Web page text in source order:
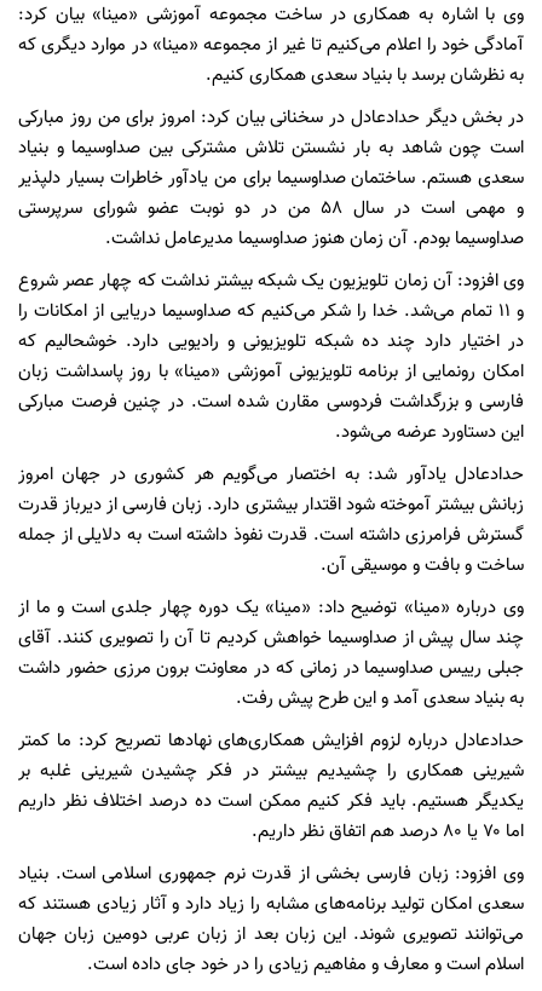
وی با اشاره به همکاری در ساخت مجموعه آموزشی «مینا» بیان کرد:
آمادگی خود را اعلام می‌کنیم تا غیر از مجموعه «مینا» در موارد دیگری که
به نظرشان برسد با بنیاد سعدی همکاری کنیم.
در بخش دیگر حدادعادل در سخنانی بیان کرد: امروز برای من روز مبارکی
است چون شاهد به بار نشستن تلاش مشترکی بین صداوسیما و بنیاد
سعدی هستم. ساختمان صداوسیما برای من یادآور خاطرات بسیار دلپذیر
و مهمی است در سال ۵۸ من در دو نوبت عضو شورای سرپرستی
صداوسیما بودم. آن زمان هنوز صداوسیما مدیرعامل نداشت.
وی افزود: آن زمان تلویزیون یک شبکه بیشتر نداشت که چهار عصر شروع
و ۱۱ تمام می‌شد. خدا را شکر می‌کنیم که صداوسیما دریایی از امکانات را
در اختیار دارد چند ده شبکه تلویزیونی و رادیویی دارد. خوشحالیم که
امکان رونمایی از برنامه تلویزیونی آموزشی «مینا» با روز پاسداشت زبان
فارسی و بزرگداشت فردوسی مقارن شده است. در چنین فرصت مبارکی
این دستاورد عرضه می‌شود.
حدادعادل یادآور شد: به اختصار می‌گویم هر کشوری در جهان امروز
زبانش بیشتر آموخته شود اقتدار بیشتری دارد. زبان فارسی از دیرباز قدرت
گسترش فرامرزی داشته است. قدرت نفوذ داشته است به دلایلی از جمله
ساخت و بافت و موسیقی آن.
وی درباره «مینا» توضیح داد: «مینا» یک دوره چهار جلدی است و ما از
چند سال پیش از صداوسیما خواهش کردیم تا آن را تصویری کنند. آقای
جبلی رییس صداوسیما در زمانی که در معاونت برون مرزی حضور داشت
به بنیاد سعدی آمد و این طرح پیش رفت.
حدادعادل درباره لزوم افزایش همکاری‌های نهادها تصریح کرد: ما کمتر
شیرینی همکاری را چشیدیم بیشتر در فکر چشیدن شیرینی غلبه بر
یکدیگر هستیم. باید فکر کنیم ممکن است ده درصد اختلاف نظر داریم
اما ۷۰ یا ۸۰ درصد هم اتفاق نظر داریم.
وی افزود: زبان فارسی بخشی از قدرت نرم جمهوری اسلامی است. بنیاد
سعدی امکان تولید برنامه‌های مشابه را زیاد دارد و آثار زیادی هستند که
می‌توانند تصویری شوند. این زبان بعد از زبان عربی دومین زبان جهان
اسلام است و معارف و مفاهیم زیادی را در خود جای داده است.